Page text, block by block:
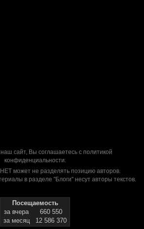
сайт, Вы соглашаетесь с политикой
конфиденциальности.
может не разделять позицию авторов.
в разделе "Блоги" несут авторы текстов.
Посещаемость
за вчера
660 550
за месяц
12 586 370